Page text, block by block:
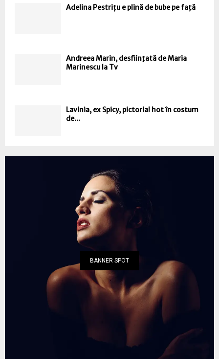
Adelina Pestrițu e plină de bube pe față
Andreea Marin, desfiinţată de Maria
Marinescu la Tv
Lavinia, ex Spicy, pictorial hot în costum
de...
BANNER SPOT